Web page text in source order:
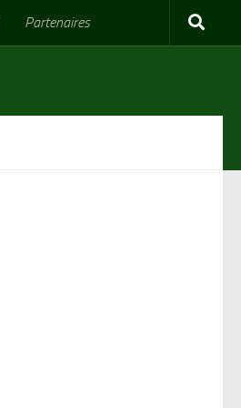
Partenaires